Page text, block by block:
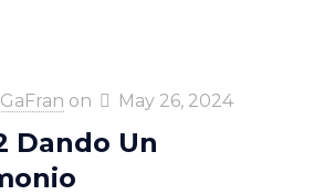
on May 26, 2024
Dando Un